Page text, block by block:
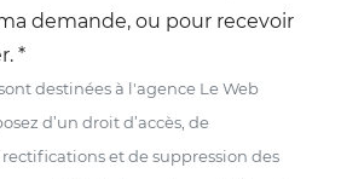
demande, ou pour recevoir
*
destinées à l'agence Le Web
d’un droit d’accès, de
et de suppression des